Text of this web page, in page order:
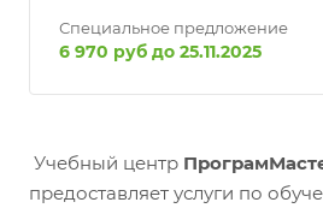
Специальное предложение
6 970 руб до 25.11.2025
Учебный центр
предоставляет услуги по